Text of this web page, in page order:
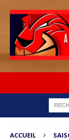
ACCUEIL